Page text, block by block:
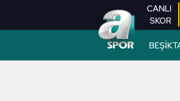
CANLI
SKOR